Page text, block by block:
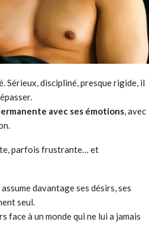
Sérieux, discipliné, presque rigide, il
avec ses émotions, avec
parfois frustrante… et
davantage ses désirs, ses
seul.
face à un monde qui ne lui a jamais